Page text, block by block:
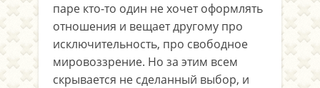
паре кто-то один не хочет оформлять
отношения и вещает другому про
исключительность, про свободное
мировоззрение. Но за этим всем
скрывается не сделанный выбор, и